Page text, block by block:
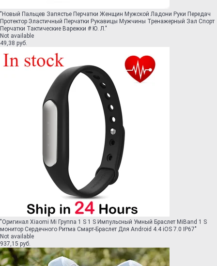
" Новый Пальцев Запястье Перчатки Женщин Мужской Ладони Руки Передач
Протектор Эластичный Перчатки Рукавицы Мужчины Тренажерный Зал Спорт
Перчатки Тактические Варежки # Ю. Л."
Not available
49,38 руб.
"Оригинал Xiaomi Mi Группа 1 S 1 S Импульсный Умный Браслет MiBand 1 S
монитор Сердечного Ритма Смарт-Браслет Для Android 4.4 iOS 7.0 IP67"
Not available
937,15 руб.